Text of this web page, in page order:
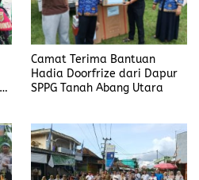
Camat Terima Bantuan
Hadia Doorfrize dari Dapur
SPPG Tanah Abang Utara